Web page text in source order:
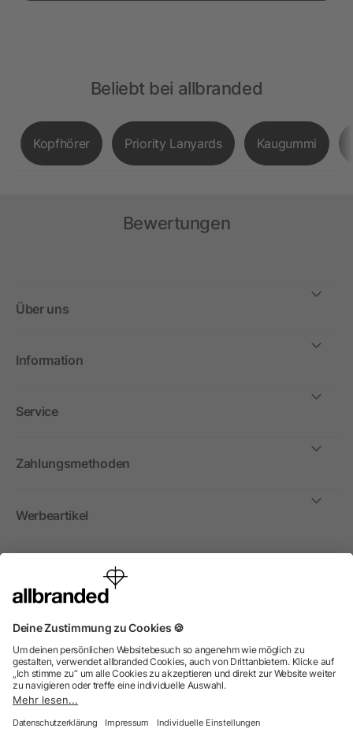
Beliebt bei allbranded
Kopfhörer Priority Lanyards Kaugummi
Bewertungen
Über uns
Information
Service
Zahlungsmethoden
Werbeartikel
International
Wir verkaufen Werbeartikel, Werbemittel und